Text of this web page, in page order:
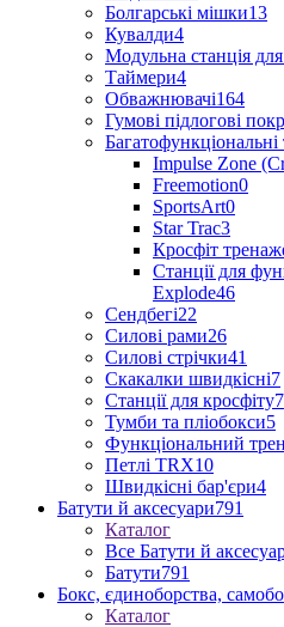
Болгарські мішки13
Кувалди4
Модульна станція
Таймери4
Обважнювачі164
Гумові підлогові
Impulse Zone
Freemotion0
SportsArt0
Star Trac3
Кросфіт
Станції для
Explode46
Сендбегі22
Силові рами26
Силові стрічки41
Скакалки швидкісні7
Станції для кросфіту7
Тумби та пліобокси5
Функціональний
Петлі TRX10
Швидкісні бар'єри4
Батути й аксесуари791
Каталог
Все Батути й
Батути791
Бокс, єдиноборства,
Каталог